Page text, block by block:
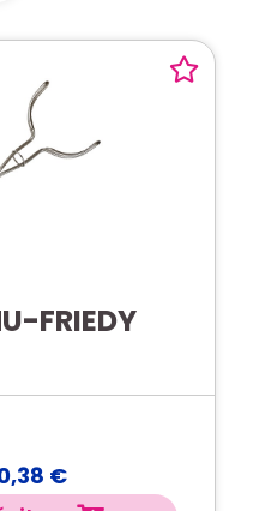
FRIEDY
€